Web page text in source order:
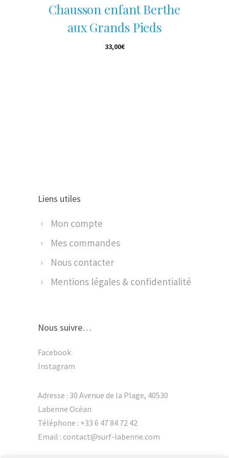
Chausson enfant Berthe
aux Grands Pieds
33,00€
Liens utiles
Mon compte
Mes commandes
Nous contacter
Mentions légales & confidentialité
Nous suivre…
Facebook
Instagram
Adresse : 30 Avenue de la Plage, 40530
Labenne Océan
Téléphone : +33 6 47 84 72 42
Email : contact@surf-labenne.com